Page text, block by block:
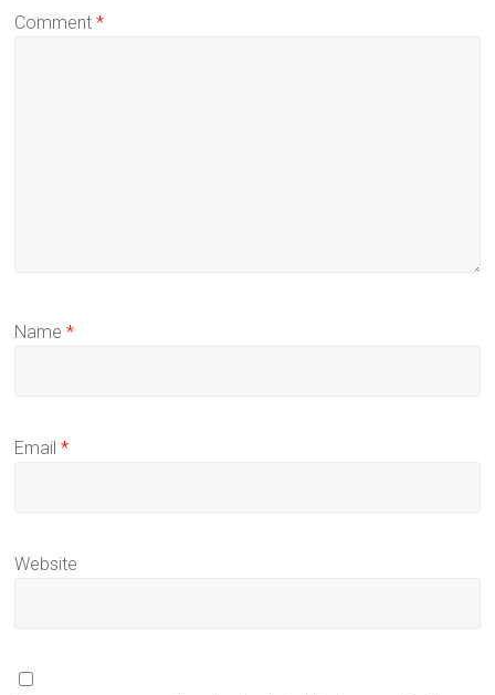
Comment*
Name*
Email*
Website